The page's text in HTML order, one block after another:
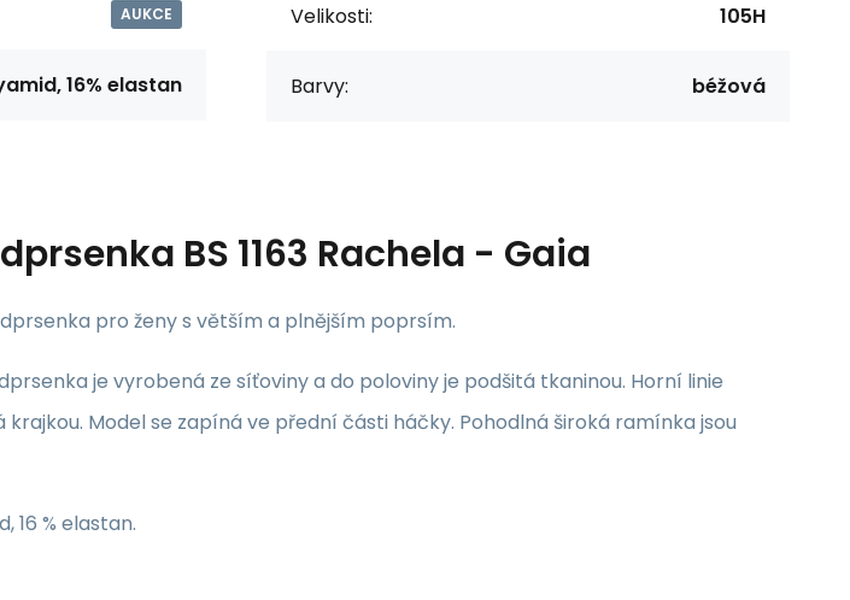
AUKCE
16% elastan
Velikosti: 105H
Barvy: béžová
BS 1163 Rachela - Gaia
pro ženy s větším a plnějším poprsím.
je vyrobená ze síťoviny a do poloviny je podšitá tkaninou. Horní linie
Model se zapíná ve přední části háčky. Pohodlná široká ramínka jsou
16 % elastan.